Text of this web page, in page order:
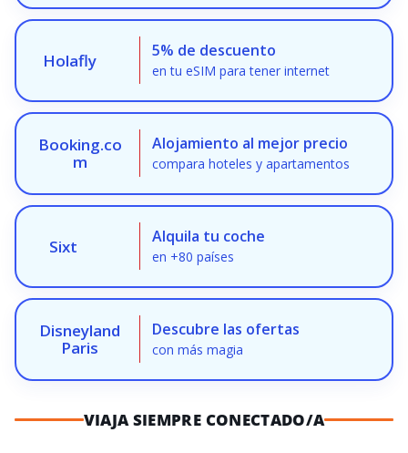
Holafly 5% de descuento
en tu eSIM para tener internet
Booking.co
m
Alojamiento al mejor precio
compara hoteles y apartamentos
Sixt Alquila tu coche
en +80 países
Disneyland
Paris
Descubre las ofertas
con más magia
VIAJA SIEMPRE CONECTADO/A